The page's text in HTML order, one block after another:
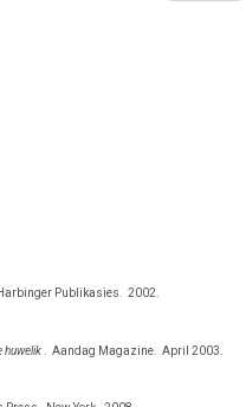
Publikasies. 2002.
huwelik Aandag Magazine. April 2003.